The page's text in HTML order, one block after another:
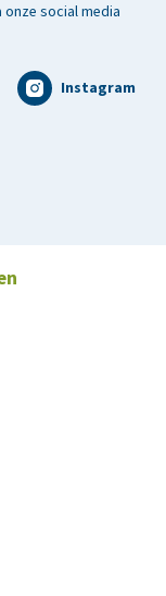
social media
Instagram